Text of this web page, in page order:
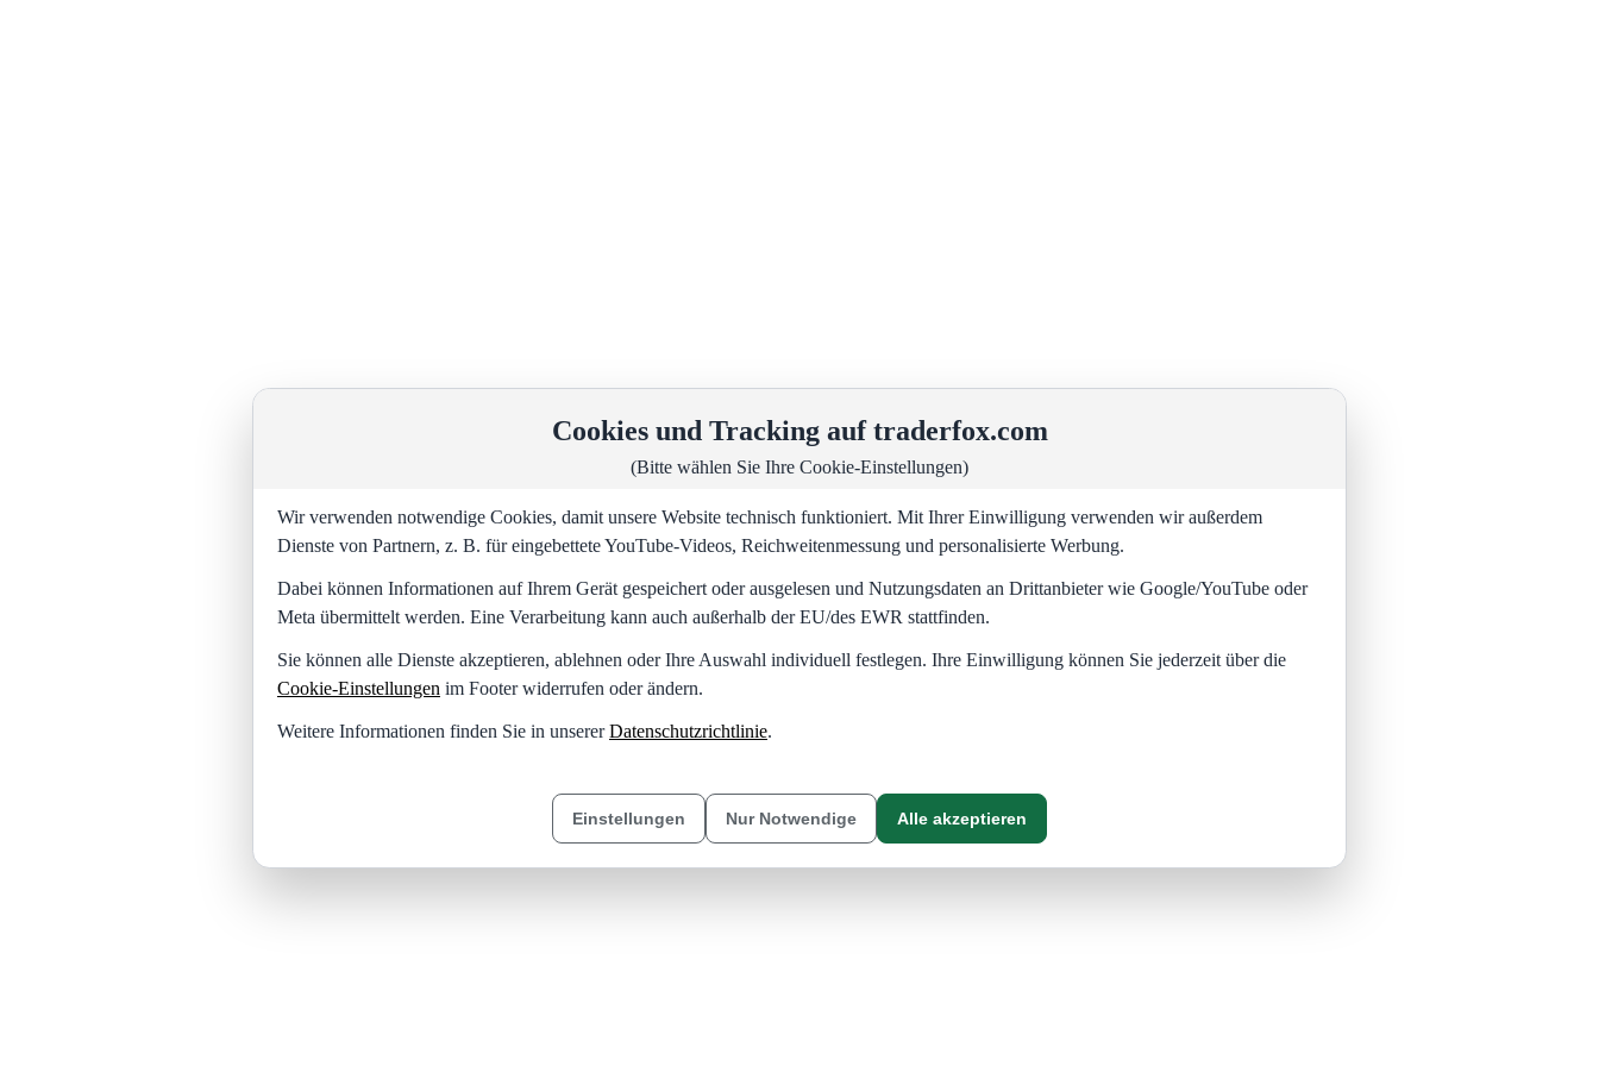
Cookies und Tracking auf traderfox.com
(Bitte wählen Sie Ihre Cookie-Einstellungen)
Wir verwenden notwendige Cookies, damit unsere Website technisch funktioniert. Mit Ihrer Einwilligung verwenden wir außerdem
Dienste von Partnern, z. B. für eingebettete YouTube-Videos, Reichweitenmessung und personalisierte Werbung.
Dabei können Informationen auf Ihrem Gerät gespeichert oder ausgelesen und Nutzungsdaten an Drittanbieter wie Google/YouTube oder
Meta übermittelt werden. Eine Verarbeitung kann auch außerhalb der EU/des EWR stattfinden.
Sie können alle Dienste akzeptieren, ablehnen oder Ihre Auswahl individuell festlegen. Ihre Einwilligung können Sie jederzeit über die
Cookie-Einstellungen im Footer widerrufen oder ändern.
Weitere Informationen finden Sie in unsererDatenschutzrichtlinie.
Einstellungen Nur Notwendige Alle akzeptieren